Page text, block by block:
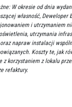
W okresie od dnia
własność, Deweloper
i utrzymaniem
utrzymania
napraw instalacji
Koszty te, jak
z korzystaniem z lokalu
refaktury.